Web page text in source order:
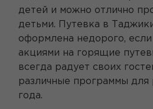
детей и можно отлично
детьми. Путевка в
оформлена недорого, если
акциями на горящие
всегда радует своих
различные программы для
года.